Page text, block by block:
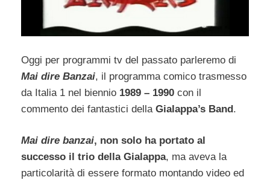
Oggi per programmi tv del passato parleremo di
Mai dire Banzai, il programma comico trasmesso
da Italia 1 nel biennio 1989 – 1990 con il
commento dei fantastici della Gialappa’s Band.
Mai dire banzai, non solo ha portato al
successo il trio della Gialappa, ma aveva la
particolarità di essere formato montando video ed